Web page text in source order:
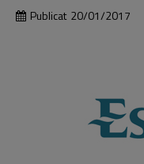
Publicat 20/01/2017